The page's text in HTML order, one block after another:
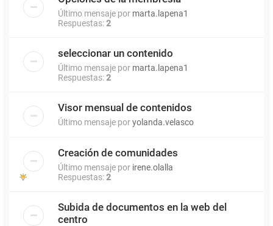
Último mensaje por marta.lapena1
Respuestas:2
seleccionar un contenido
Último mensaje por marta.lapena1
Respuestas:2
Visor mensual de contenidos
Último mensaje poryolanda.velasco
Creación de comunidades
Último mensaje por irene.olalla
Respuestas:2
Subida de documentos en la web del
centro